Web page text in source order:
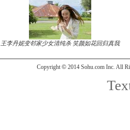
王李丹妮变邻家少女清纯杀 笑颜如花回归真我
Copyright © 2014 Sohu.com Inc. All